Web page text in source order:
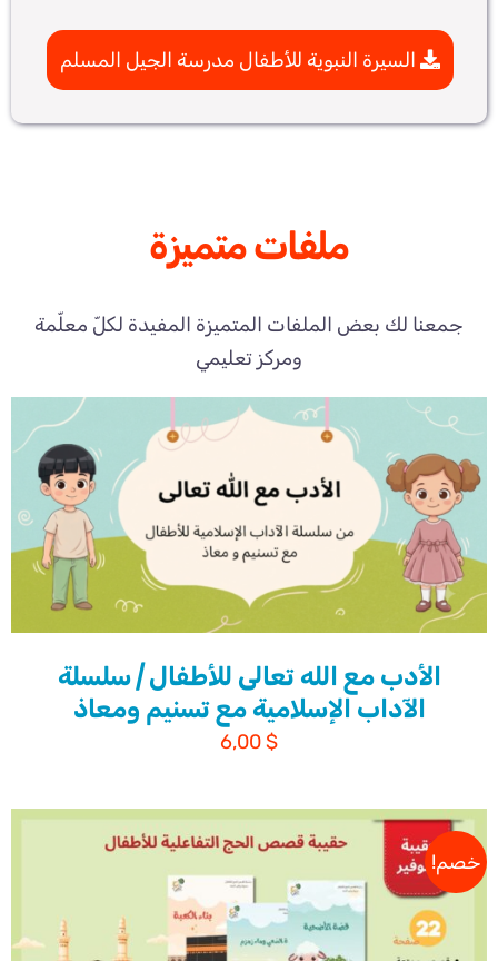
السيرة النبوية للأطفال مدرسة الجيل المسلم
ملفات متميزة
جمعنا لك بعض الملفات المتميزة المفيدة لكلّ معلّمة
ومركز تعليمي
الأدب مع الله تعالى للأطفال | سلسلة
الآداب الإسلامية مع تسنيم ومعاذ
6,00$
خصم!